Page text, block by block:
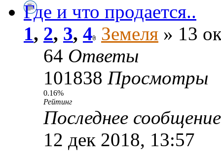
Где и что продается..
1, 2, 3, 4 Земеля » 13
64 Ответы
101838 Просмотры
0.16%
Рейтинг
Последнее
12 дек 2018, 13:57